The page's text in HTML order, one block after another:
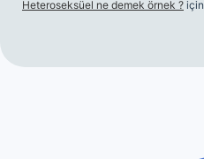
Heteroseksüel ne demek örnek ? için